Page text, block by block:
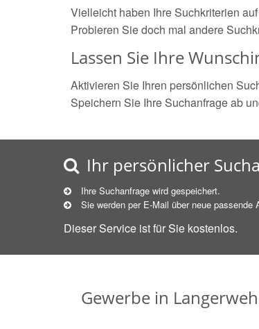
Vielleicht haben Ihre Suchkriterien
Probieren Sie doch mal andere
Lassen Sie Ihre
Aktivieren Sie Ihren persönlichen
Speichern Sie Ihre Suchanfrage ab
Ihr persönlicher
Ihre Suchanfrage wird gespeichert.
Sie werden per E-Mail über neue passende
Dieser Service ist für Sie kostenlos.
Gewerbe in